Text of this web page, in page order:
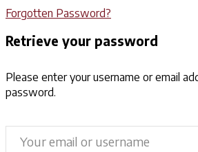
Forgotten Password?
Retrieve your password
Please enter your username or email
password.